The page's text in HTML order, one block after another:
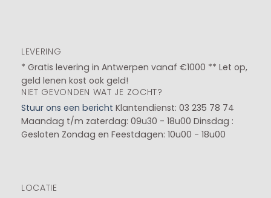
LEVERING
* Gratis levering in Antwerpen vanaf €1000 ** Let op,
geld lenen kost ook geld!
NIET GEVONDEN WAT JE ZOCHT?
Stuur ons een bericht Klantendienst: 03 235 78 74
Maandag t/m zaterdag: 09u30 - 18u00 Dinsdag :
Gesloten Zondag en Feestdagen: 10u00 - 18u00
LOCATIE